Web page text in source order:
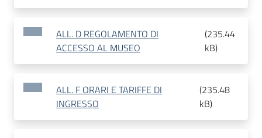
ALL. D REGOLAMENTO DI
ACCESSO AL MUSEO
(235.44
kB)
ALL. F ORARI E TARIFFE DI
INGRESSO
(235.48
kB)